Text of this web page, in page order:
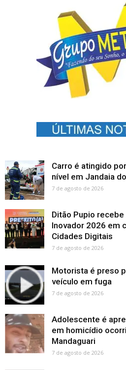
Carro é atingido
nível em Jandaia
7 de agosto de 2026
Ditão Pupio
Inovador 2026 em
Cidades Digitais
7 de agosto de 2026
Motorista é preso
veículo em fuga
7 de agosto de 2026
Adolescente é
em homicídio
Mandaguari
7 de agosto de 2026